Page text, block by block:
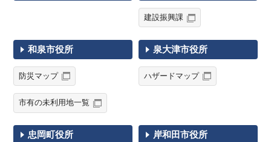
建設振興課
和泉市役所
防災マップ
市有の未利用地一覧
泉大津市役所
ハザードマップ
忠岡町役所 岸和田市役所